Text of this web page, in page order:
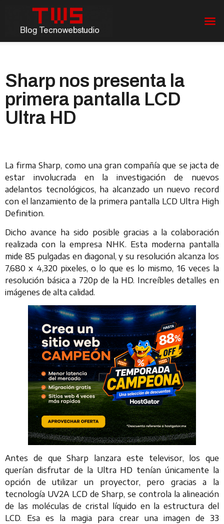
Sharp nos presenta la
primera pantalla LCD
Ultra HD
La firma Sharp, como una gran compañía que se jacta de
estar involucrada en la investigación de nuevos
adelantos tecnológicos, ha alcanzado un nuevo record
con el lanzamiento de la primera pantalla LCD Ultra High
Definition.
Dicho avance ha sido posible gracias a la colaboración
realizada con la empresa NHK. Esta moderna pantalla
mide 85 pulgadas en diagonal, y su resolución alcanza los
7,680 x 4,320 pixeles, o lo que es lo mismo, 16 veces la
resolución básica a 720p de la HD. Increíbles detalles en
imágenes de alta calidad.
Antes de que Sharp lanzara este televisor, los que
querían disfrutar de la Ultra HD tenían únicamente la
opción de utilizar un proyector, pero gracias a la
tecnología UV2A LCD de Sharp, se controla la alineación
de las moléculas de cristal líquido en la estructura del
LCD. Esa es la magia para crear una imagen de 33